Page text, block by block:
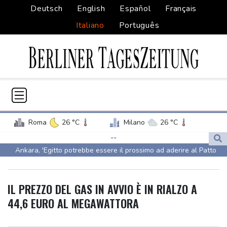
Deutsch English Español
Français
Italiano
Português
Roma 26 °C Milano
26 °C
Napoli
25 °C
--
Ankara, 'Egitto potrebbe essere il prossimo ad aderire al Patto
della Mecca'
Tennis, n.1 al mondo Sabalenka sconfitta da Alexandrova a
IL PREZZO DEL GAS IN AVVIO È IN RIALZO A
44,6 EURO AL MEGAWATTORA